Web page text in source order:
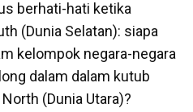
berhati-hati ketika
(Dunia Selatan): siapa
kelompok negara-negara
dalam dalam kutub
(Dunia Utara)?